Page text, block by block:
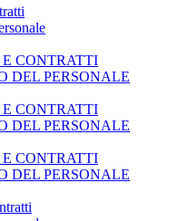
CONTRATTI
DEL PERSONALE
CONTRATTI
DEL PERSONALE
CONTRATTI
DEL PERSONALE